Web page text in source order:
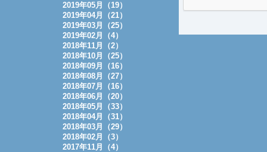
2019年05月（19）
2019年04月（21）
2019年03月（25）
2019年02月（4）
2018年11月（2）
2018年10月（25）
2018年09月（16）
2018年08月（27）
2018年07月（16）
2018年06月（20）
2018年05月（33）
2018年04月（31）
2018年03月（29）
2018年02月（3）
2017年11月（4）